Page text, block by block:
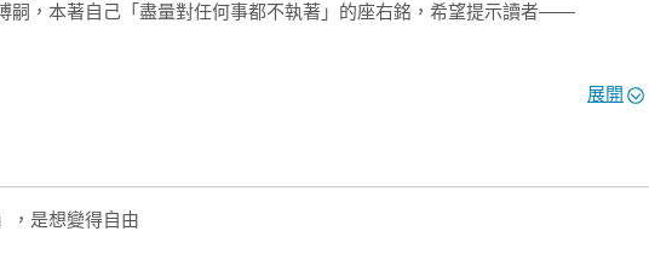
嗣，本著自己「盡量對任何事都不執著」的座右銘，希望提示讀者——
而成功的人，嘗試過各種事物而成功的人應該更多。
同時，也等於放棄追求更美好的新事物，失去其中潛在的機會。
應該執著於不斷進行比較、嘗試與驗證的努力。
展開
，是想變得自由